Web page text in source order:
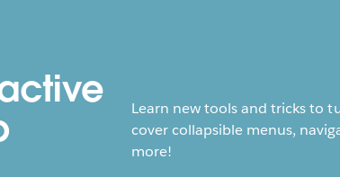
Learn new tools and tricks to
cover collapsible menus,
more!